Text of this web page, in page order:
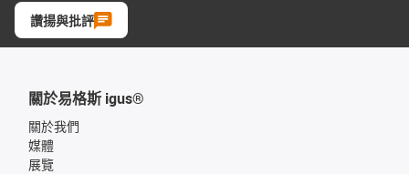
讚揚與批評
關於易格斯 igus®
關於我們
媒體
展覽